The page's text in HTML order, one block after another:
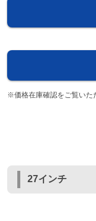
※価格在庫確認をご覧いた
27インチ